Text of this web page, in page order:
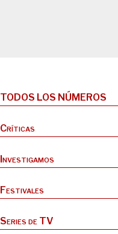
TODOS LOS NÚMEROS
Críticas
Investigamos
Festivales
Series de TV